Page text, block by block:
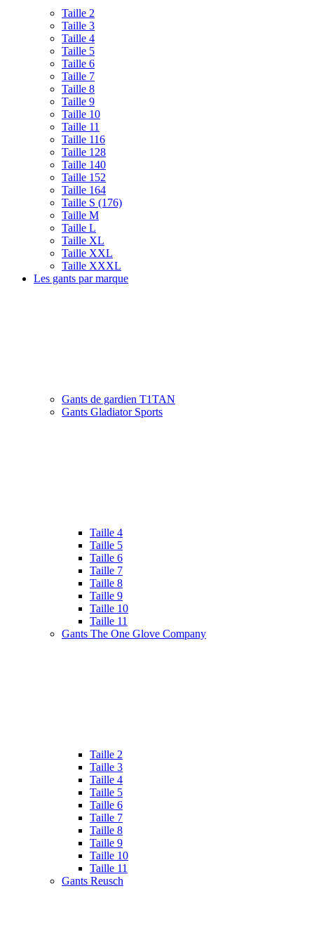
Taille 2
Taille 3
Taille 4
Taille 5
Taille 6
Taille 7
Taille 8
Taille 9
Taille 10
Taille 11
Taille 116
Taille 128
Taille 140
Taille 152
Taille 164
Taille S (176)
Taille M
Taille L
Taille XL
Taille XXL
Taille XXXL
Les gants par marque
Gants de gardien T1TAN
Gants Gladiator Sports
Taille 4
Taille 5
Taille 6
Taille 7
Taille 8
Taille 9
Taille 10
Taille 11
Gants The One Glove Company
Taille 2
Taille 3
Taille 4
Taille 5
Taille 6
Taille 7
Taille 8
Taille 9
Taille 10
Taille 11
Gants Reusch